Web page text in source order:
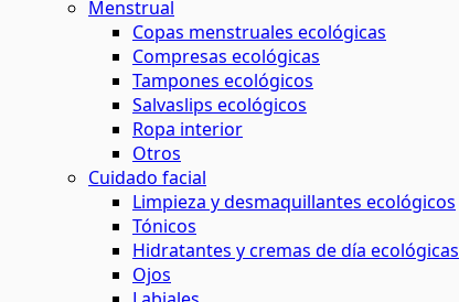
Menstrual
Copas menstruales ecológicas
Compresas ecológicas
Tampones ecológicos
Salvaslips ecológicos
Ropa interior
Otros
Cuidado facial
Limpieza y desmaquillantes ecológicos
Tónicos
Hidratantes y cremas de día ecológicas
Ojos